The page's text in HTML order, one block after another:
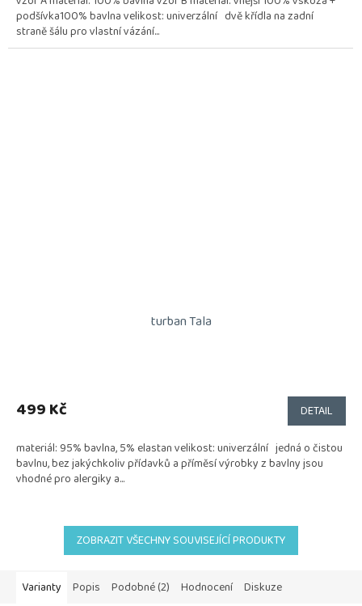
podšívka100% bavlna velikost: univerzální dvě křídla na zadní
straně šálu pro vlastní vázání...
turban Tala
499 Kč DETAIL
materiál: 95% bavlna, 5% elastan velikost: univerzální jedná o čistou
bavlnu, bez jakýchkoliv přídavků a příměsí výrobky z bavlny jsou
vhodné pro alergiky a...
ZOBRAZIT VŠECHNY SOUVISEJÍCÍ PRODUKTY
Varianty Popis Podobné (2) Hodnocení Diskuze